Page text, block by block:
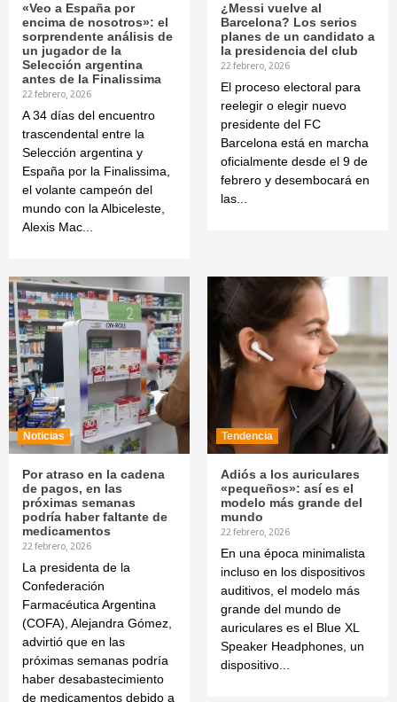
«Veo a España por
encima de nosotros»: el
sorprendente análisis de
un jugador de la
Selección argentina
antes de la Finalissima
22 febrero, 2026
A 34 días del encuentro
trascendental entre la
Selección argentina y
España por la Finalissima,
el volante campeón del
mundo con la Albiceleste,
Alexis Mac...
¿Messi vuelve al
Barcelona? Los serios
planes de un candidato a
la presidencia del club
22 febrero, 2026
El proceso electoral para
reelegir o elegir nuevo
presidente del FC
Barcelona está en marcha
oficialmente desde el 9 de
febrero y desembocará en
las...
Noticias
Por atraso en la cadena
de pagos, en las
próximas semanas
podría haber faltante de
medicamentos
22 febrero, 2026
La presidenta de la
Confederación
Farmacéutica Argentina
(COFA), Alejandra Gómez,
advirtió que en las
próximas semanas podría
haber desabastecimiento
de medicamentos debido a
Tendencia
Adiós a los auriculares
«pequeños»: así es el
modelo más grande del
mundo
22 febrero, 2026
En una época minimalista
incluso en los dispositivos
auditivos, el modelo más
grande del mundo de
auriculares es el Blue XL
Speaker Headphones, un
dispositivo...